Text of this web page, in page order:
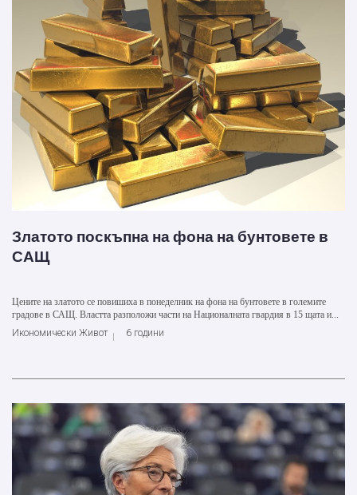
Златото поскъпна на фона на бунтовете в
САЩ
Цените на златото се повишиха в понеделник на фона на бунтовете в големите
градове в САЩ. Властта разположи части на Националната гвардия в 15 щата и...
Икономически Живот
6 години